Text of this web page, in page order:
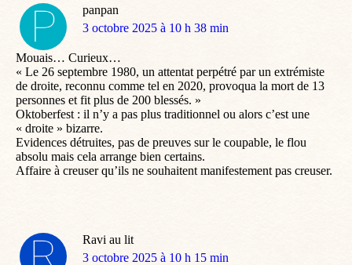
panpan
dit
3 octobre 2025 à 10 h 38 min
Mouais… Curieux…
« Le 26 septembre 1980, un attentat perpétré par un extrémiste
de droite, reconnu comme tel en 2020, provoqua la mort de 13
personnes et fit plus de 200 blessés. »
Oktoberfest : il n’y a pas plus traditionnel ou alors c’est une
« droite » bizarre.
Evidences détruites, pas de preuves sur le coupable, le flou
absolu mais cela arrange bien certains.
Affaire à creuser qu’ils ne souhaitent manifestement pas creuser.
Ravi au lit
dit
3 octobre 2025 à 10 h 15 min